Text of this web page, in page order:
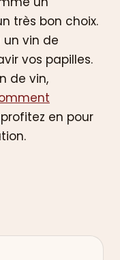
très bon choix.
un vin de
vos papilles.
de vin,
en pour